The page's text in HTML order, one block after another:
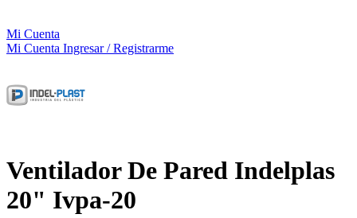
Mi Cuenta
Mi Cuenta Ingresar / Registrarme
Ventilador De Pared Indelplas
20" Ivpa-20